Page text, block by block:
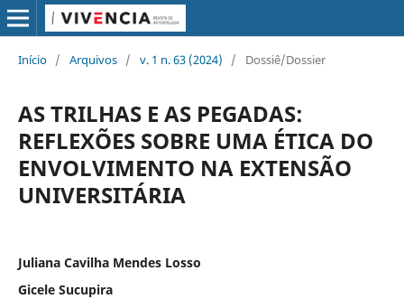
Início / Arquivos / v. 1 n. 63 (2024) / Dossiê/Dossier
AS TRILHAS E AS PEGADAS:
REFLEXÕES SOBRE UMA ÉTICA DO
ENVOLVIMENTO NA EXTENSÃO
UNIVERSITÁRIA
Juliana Cavilha Mendes Losso
Gicele Sucupira